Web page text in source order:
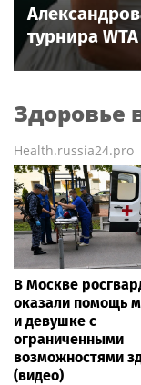
турнира
Здоровье
Health.russia24.pro
В Москве
оказали помощь
и девушке с
ограниченными
возможностями
(видео)